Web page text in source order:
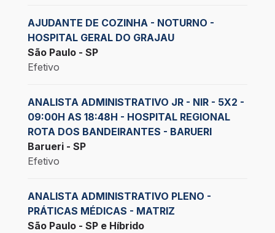
AJUDANTE DE COZINHA - NOTURNO -
HOSPITAL GERAL DO GRAJAU
São Paulo - SP
Efetivo
ANALISTA ADMINISTRATIVO JR - NIR - 5X2 -
09:00H AS 18:48H - HOSPITAL REGIONAL
ROTA DOS BANDEIRANTES - BARUERI
Barueri - SP
Efetivo
ANALISTA ADMINISTRATIVO PLENO -
PRÁTICAS MÉDICAS - MATRIZ
São Paulo - SP e Híbrido